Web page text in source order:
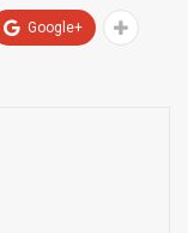
Google+